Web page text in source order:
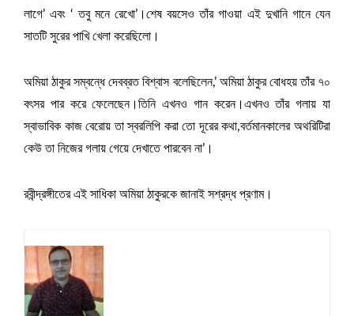
লাগে’ এবং ‘ তবু মনে রেখো’।শেষ বয়সেও তাঁর গাওয়া এই দুখানি গানে যেন
সাতটি সুরের পাখি খেলা করেছিলো।
অমিয়া ঠাকুর সম্বন্ধে দেবব্রত বিশ্বাস বলেছিলেন,’ অমিয়া ঠাকুর বোধহয় তাঁর ৭০
বৎসর পার করে ফেলেছেন।তিনি এখনও গান করেন।এখনও তাঁর গলায় যা
স্বাভাবিক কাজ বেরোয় তা স্বরলিপি করা তো দূরের কথা,বর্তমানকালের অথরিটিরা
কেউ তা নিজের গলায় গেয়ে দেখাতে পারবেন না’।
রবীন্দ্রঙ্গীতের এই সাধিকা অমিয়া ঠাকুরকে জানাই সশ্রদ্ধ প্রণাম।